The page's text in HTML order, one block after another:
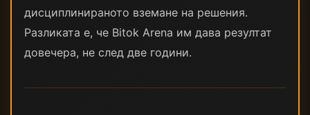
дисциплинираното вземане на решения.
Разликата е, че Bitok Arena им дава резултат
довечера, не след две години.